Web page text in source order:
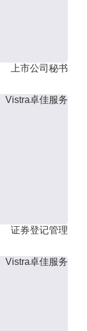
上市公司秘书
Vistra卓佳服务
证券登记管理
Vistra卓佳服务